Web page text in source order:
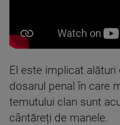
El este implicat alături
dosarul penal în care
temutului clan sunt
cântăreți de manele.